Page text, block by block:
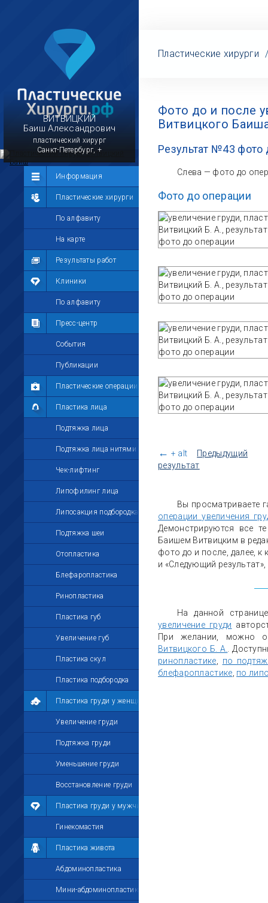
ВИТВИЦКИЙ
Баиш Александрович
пластический хирург
Санкт-Петербург, +
Информация
Пластические хирурги
По алфавиту
На карте
Результаты работ
Клиники
По алфавиту
Пресс-центр
События
Публикации
Пластические операции
Пластика лица
Подтяжка лица
Подтяжка лица нитями
Чек-лифтинг
Липофилинг лица
Липосакция подбородка
Подтяжка шеи
Отопластика
Блефаропластика
Ринопластика
Пластика губ
Увеличение губ
Пластика скул
Пластика подбородка
Пластика груди у женщин
Увеличение груди
Подтяжка груди
Уменьшение груди
Восстановление груди
Пластика груди у мужчин
Гинекомастия
Пластика живота
Абдоминопластика
Мини-абдоминопластика
Сообщество
Лента
Участники
Мой профиль
Мои сообщения
Мои фотографии
Мои комментарии
Мои друзья
Моё избранное
Мои настройки
Пластические хирурги
Фото до и после
Витвицкого
Результат №43 фото
Слева — фото до
Фото до операции
← + alt
Предыдущий
результат
Вы просматриваете
операции увеличения
Демонстрируются все
Баишем Витвицким в
фото до и после, далее, к
и «Следующий
На данной
увеличение груди
При желании, можно
Витвицкого Б. А.
.
ринопластике
по
блефаропластике по